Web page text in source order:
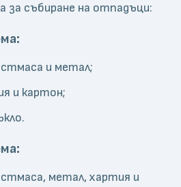
за събиране на отпадъци:
и метал;
и картон;
метал, хартия и